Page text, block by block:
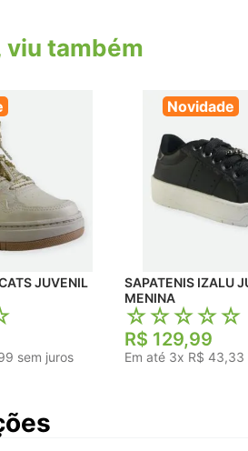
viu também
sem juros
Novidade
SAPATENIS IZALU JUVENIL
MENINA
☆☆☆☆☆
R$ 129,99
Em até 3x R$ 43,33